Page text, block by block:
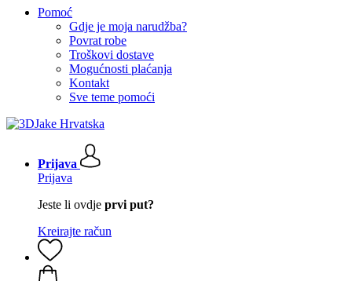
Pomoć
Gdje je moja narudžba?
Povrat robe
Troškovi dostave
Mogućnosti plaćanja
Kontakt
Sve teme pomoći
Prijava
Prijava
Jeste li ovdje prvi put?
Kreirajte račun